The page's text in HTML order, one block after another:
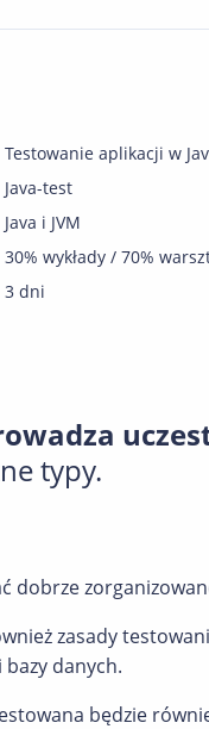
Testowanie aplikacji w
Java-test
Java i JVM
30% wykłady / 70%
3 dni
typy.
dobrze
zasady
danych.
będzie